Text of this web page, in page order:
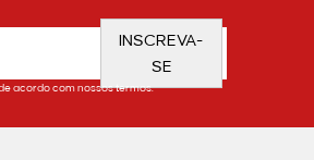
INSCREVA-
SE
acordo com nossos termos.